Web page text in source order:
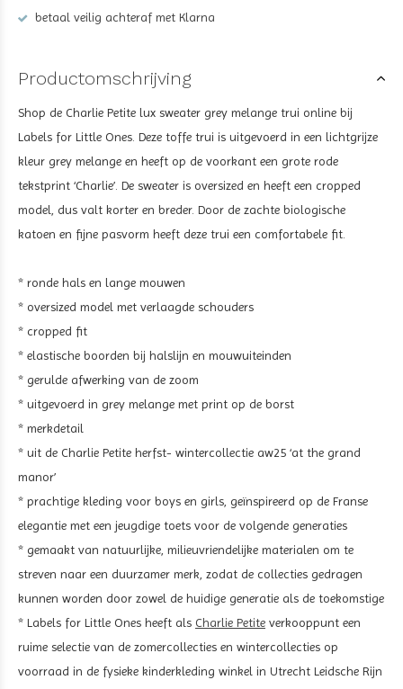
betaal veilig achteraf met Klarna
Productomschrijving
Shop de Charlie Petite lux sweater grey melange trui online bij
Labels for Little Ones. Deze toffe trui is uitgevoerd in een lichtgrijze
kleur grey melange en heeft op de voorkant een grote rode
tekstprint ‘Charlie’. De sweater is oversized en heeft een cropped
model, dus valt korter en breder. Door de zachte biologische
katoen en fijne pasvorm heeft deze trui een comfortabele fit
* ronde hals en lange mouwen
* oversized model met verlaagde schouders
* cropped fit
* elastische boorden bij halslijn en mouwuiteinden
* gerulde afwerking van de zoom
* uitgevoerd in grey melange met print op de borst
* merkdetail
* uit de Charlie Petite herfst- wintercollectie aw25 ‘at the grand
manor’
* prachtige kleding voor boys en girls, geïnspireerd op de Franse
elegantie met een jeugdige toets voor de volgende generaties
* gemaakt van natuurlijke, milieuvriendelijke materialen om te
streven naar een duurzamer merk, zodat de collecties gedragen
kunnen worden door zowel de huidige generatie als de toekomstige
* Labels for Little Ones heeft als Charlie Petite verkooppunt een
ruime selectie van de zomercollecties en wintercollecties op
voorraad in de fysieke kinderkleding winkel in Utrecht Leidsche Rijn